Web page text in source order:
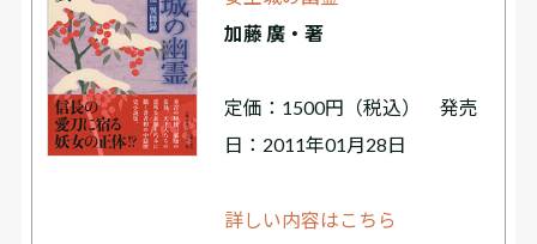
加藤 廣・著
定価：1500円（税込） 発売
日：2011年01月28日
詳しい内容はこちら